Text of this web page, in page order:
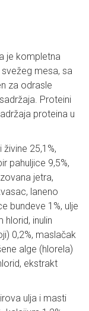
je kompletna
mesa, sa
za odrasle
Proteini
proteina u
25,1%,
pahuljice 9,5%,
jetra,
laneno
bundeve 1%, ulje
hlorid, inulin
0,2%, maslačak
alge (hlorela)
ekstrakt
ulja i masti